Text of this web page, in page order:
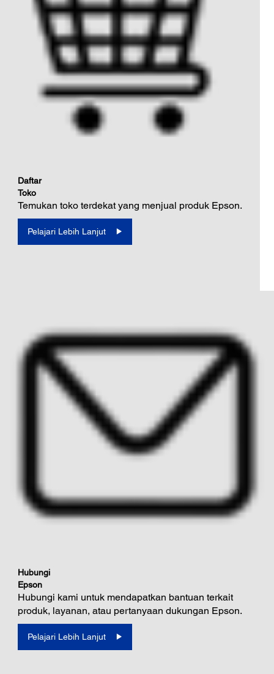
Daftar
Toko
Temukan toko terdekat yang menjual produk Epson.
Pelajari Lebih Lanjut
Hubungi
Epson
Hubungi kami untuk mendapatkan bantuan terkait
produk, layanan, atau pertanyaan dukungan Epson.
Pelajari Lebih Lanjut